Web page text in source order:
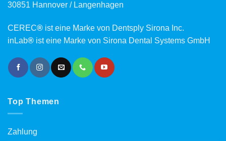
30851 Hannover / Langenhagen
CEREC® ist eine Marke von Dentsply Sirona Inc.
inLab® ist eine Marke von Sirona Dental Systems GmbH
Top Themen
Zahlung